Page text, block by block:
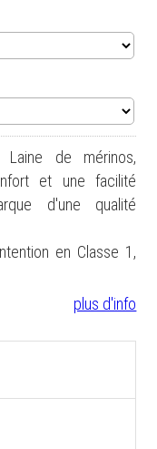
de mérinos,
et une facilité
d'une qualité
en Classe 1,
plus d'info